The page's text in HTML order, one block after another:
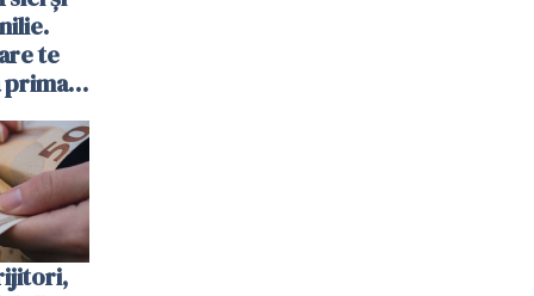
te
prima